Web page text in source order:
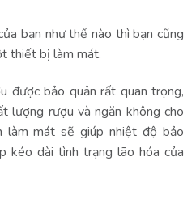
bạn như thế nào thì bạn cũng
thiết bị làm mát.
được bảo quản rất quan trọng,
lượng rượu và ngăn không cho
làm mát sẽ giúp nhiệt độ bảo
kéo dài tình trạng lão hóa của